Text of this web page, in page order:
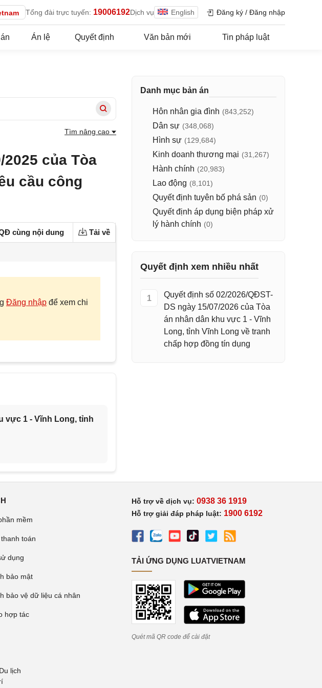
Tổng đài trực tuyến: 19006192Dịch vụ English Đăng ký / Đăng nhập
Án lệ Quyết định Văn bản mới Tin pháp luật
Tìm nâng cao
của Tòa
cầu công
cùng nội dung Tải về
Đăng nhập để xem chi
vực 1 - Vĩnh Long, tỉnh
Danh mục bản án
Hôn nhân gia đình (843,252)
Dân sự (348,068)
Hình sự (129,684)
Kinh doanh thương mại (31,267)
Hành chính (20,983)
Lao động (8,101)
Quyết định tuyên bố phá sản (0)
Quyết định áp dụng biện pháp xử
lý hành chính (0)
Quyết định xem nhiều nhất
1
Quyết định số 02/2026/QĐST-
DS ngày 15/07/2026 của Tòa
án nhân dân khu vực 1 - Vĩnh
Long, tỉnh Vĩnh Long về tranh
chấp hợp đồng tín dụng
mềm
toán
dụng
bảo mật
bảo vệ dữ liệu cá nhân
hợp tác
lịch
Hỗ trợ về dịch vụ: 0938 36 1919
Hỗ trợ giải đáp pháp luật: 1900 6192
TẢI ỨNG DỤNG LUATVIETNAM
Quét mã QR code để cài đặt